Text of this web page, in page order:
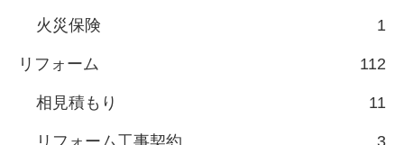
火災保険 1
リフォーム 112
相見積もり 11